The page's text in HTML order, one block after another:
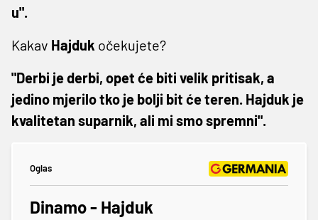
u".
Kakav Hajduk očekujete?
"Derbi je derbi, opet će biti velik pritisak, a
jedino mjerilo tko je bolji bit će teren. Hajduk je
kvalitetan suparnik, ali mi smo spremni".
Oglas
Dinamo - Hajduk